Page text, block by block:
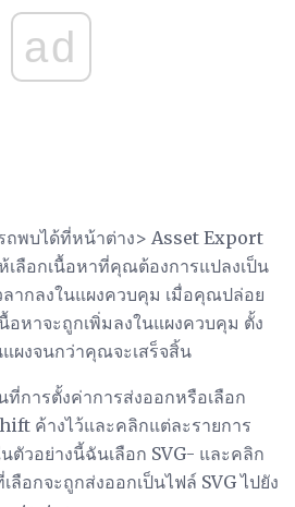
ad
พบได้ที่หน้าต่าง> Asset Export
เลือกเนื้อหาที่คุณต้องการแปลงเป็น
ากลงในแผงควบคุม เมื่อคุณปล่อย
อหาจะถูกเพิ่มลงในแผงควบคุม ตั้ง
ผงจนกว่าคุณจะเสร็จสิ้น
ที่การตั้งค่าการส่งออกหรือเลือก
ค้างไว้และคลิกแต่ละรายการ
ตัวอย่างนี้ฉันเลือก SVG- และคลิก
ลือกจะถูกส่งออกเป็นไฟล์ SVG ไปยัง